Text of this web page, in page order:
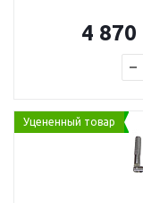
4 870
Уцененный товар